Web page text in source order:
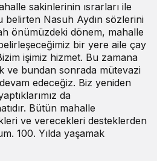
sakinlerinin ısrarları ile
belirten Nasuh Aydın sözlerini
önümüzdeki dönem, mahalle
bir yere aile çay
işimiz hizmet. Bu zamana
ve bundan sonrada mütevazi
edeceğiz. Biz yeniden
da
Bütün mahalle
ve verecekleri desteklerden
100. Yılda yaşamak